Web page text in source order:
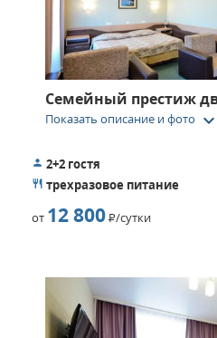
Семейный престиж
Показать описание и фото keyboard_arrow_down
2+2 гостя
трехразовое питание
от 12 800Р/сутки